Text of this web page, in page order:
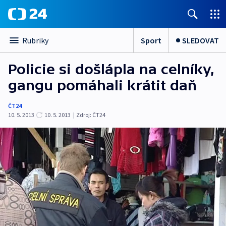
Rubriky Sport SLEDOVAT
Policie si došlápla na celníky,
gangu pomáhali krátit daň
ČT24
10. 5. 2013
10. 5. 2013 | Zdroj: ČT24